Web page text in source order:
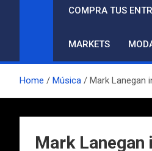
COMPRA TUS
MARKETS
Home Música Mark Lanegan
Mark